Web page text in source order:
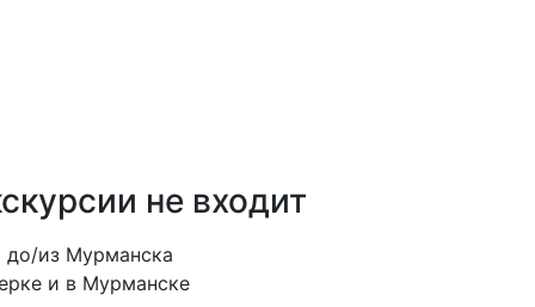
не входит
из Мурманска
и в Мурманске